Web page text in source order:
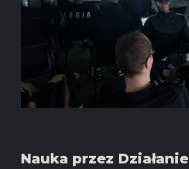
Nauka przez Działanie